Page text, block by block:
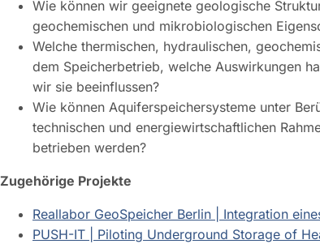
Wie können wir geeignete geologische
geochemischen und mikrobiologischen
Welche thermischen, hydraulischen,
dem Speicherbetrieb, welche Auswirkungen
wir sie beeinflussen?
Wie können Aquiferspeichersysteme unter
technischen und energiewirtschaftlichen
betrieben werden?
Zugehörige Projekte
Reallabor GeoSpeicher Berlin | Integration
PUSH-IT | Piloting Underground Storage of